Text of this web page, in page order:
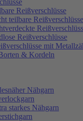
Reißverschlüsse
teilbare Reißverschlüsse
Reißverschlüsse
mit
& Kordeln
Nähgarn
starkes Nähgarn